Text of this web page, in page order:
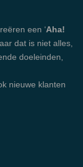
een ‘Aha!
dat is niet alles,
doeleinden,
nieuwe klanten